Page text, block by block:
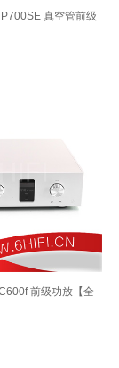
真空管前级
前级功放【全